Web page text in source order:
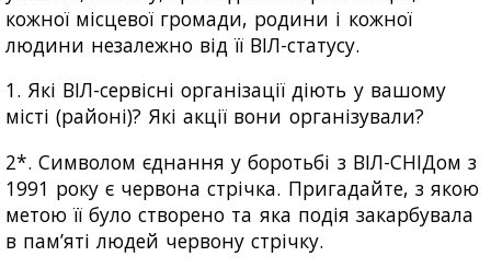
кожної місцевої громади, родини і кожної
людини незалежно від її ВІЛ-статусу.
1. Які ВІЛ-сервісні організації діють у вашому
місті (районі)? Які акції вони організували?
2*. Символом єднання у боротьбі з ВІЛ-СНІДом з
1991 року є червона стрічка. Пригадайте, з якою
метою її було створено та яка подія закарбувала
в пам’яті людей червону стрічку.